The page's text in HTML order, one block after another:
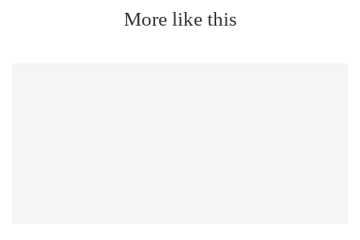
More like this